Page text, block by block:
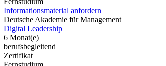
Informationsmaterial anfordern
Deutsche Akademie für Management
Digital Leadership
6 Monat(e)
berufsbegleitend
Zertifikat
Fernstudium